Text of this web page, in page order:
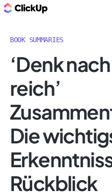
BOOK SUMMARIES
‘Denk
reich’
Die
Rückblick